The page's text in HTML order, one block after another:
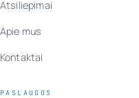
Atsiliepimai
Apie mus
Kontaktai
PASLAUGOS